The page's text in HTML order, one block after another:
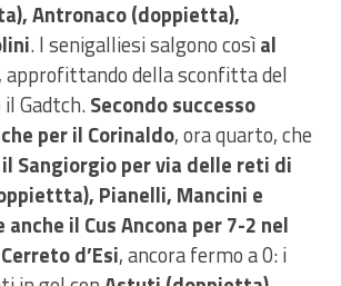
Antronaco (doppietta),
. I senigalliesi salgono cosìal
approfittando della sconfitta del
Gadtch.Secondo successo
per il Corinaldo, ora quarto, che
Sangiorgio per via delle reti di
Pianelli, Mancini e
anche il Cus Ancona per 7-2 nel
d’Esi, ancora fermo a 0: i